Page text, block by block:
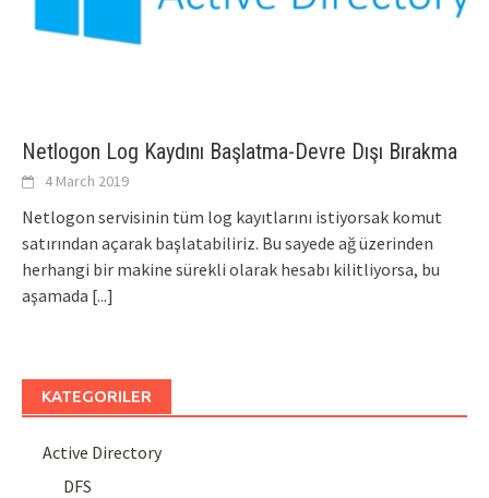
Netlogon Log Kaydını Başlatma-Devre Dışı Bırakma
4 March 2019
Netlogon servisinin tüm log kayıtlarını istiyorsak komut
satırından açarak başlatabiliriz. Bu sayede ağ üzerinden
herhangi bir makine sürekli olarak hesabı kilitliyorsa, bu
aşamada [...]
KATEGORILER
Active Directory
DFS